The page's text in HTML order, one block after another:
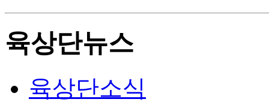
육상단뉴스
육상단소식